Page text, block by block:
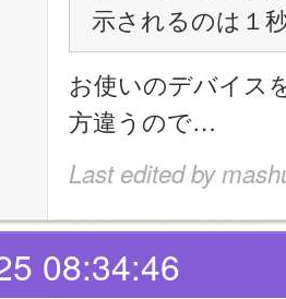
示されるのは１
お使いのデバイス
方違うので…
Last edited by
08:34:46